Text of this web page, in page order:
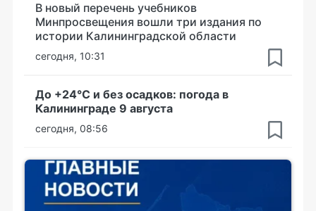
В новый перечень учебников
Минпросвещения вошли три издания по
истории Калининградской области
сегодня, 10:31
До +24°С и без осадков: погода в
Калининграде 9 августа
сегодня, 08:56